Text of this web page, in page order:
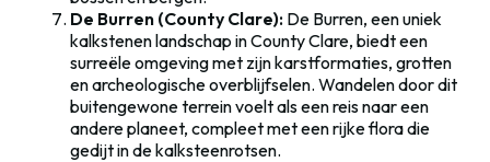
De Burren (County Clare): De Burren, een uniek
kalkstenen landschap in County Clare, biedt een
surreële omgeving met zijn karstformaties, grotten
en archeologische overblijfselen. Wandelen door dit
buitengewone terrein voelt als een reis naar een
andere planeet, compleet met een rijke flora die
gedijt in de kalksteenrotsen.